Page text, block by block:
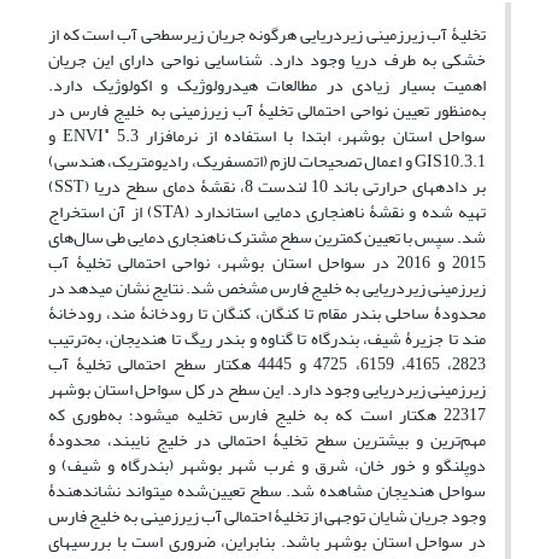
تخلیۀ آب زیرزمینی زیردریایی هرگونه جریان زیرسطحی آب است که از
خشکی به طرف دریا وجود دارد. شناسایی نواحی دارای این جریان
اهمیت بسیار زیادی در مطالعات هیدرولوژیک و اکولوژیک دارد.
به‌منظور تعیین نواحی احتمالی تخلیۀ آب زیرزمینی به خلیج فارس در
سواحل استان بوشهر، ابتدا با استفاده از نرم‏افزار ENVI ® 5.3 و
GIS10.3.1 و اعمال تصحیحات لازم (اتمسفریک، رادیومتریک، هندسی)
بر داده‏های حرارتی باند 10 لندست 8، نقشۀ دمای سطح دریا (SST)
تهیه شده و نقشۀ ناهنجاری دمایی استاندارد (STA) از آن استخراج
شد. سپس با تعیین کمترین سطح مشترک ناهنجاری دمایی طی سال‌های
2015 و 2016 ‌در سواحل استان بوشهر، نواحی احتمالی تخلیۀ آب
زیرزمینی زیردریایی به خلیج فارس مشخص شد. نتایج نشان می‏دهد در
محدودۀ ساحلی بندر مقام تا کنگان، کنگان تا رودخانۀ مند، رودخانۀ
مند تا جزیرۀ شیف، بندرگاه تا گناوه و بندر ریگ تا هندیجان، به‌ترتیب‌
2823، 4165، 6159، 4725 و 4445 هکتار سطح احتمالی تخلیۀ آب
زیرزمینی زیردریایی وجود دارد. این سطح در کل سواحل استان بوشهر
22317 هکتار است که به خلیج فارس تخلیه می‏شود؛ به‌طوری که
مهم‌ترین و بیشترین سطح تخلیۀ احتمالی در خلیج نایبند، محدودۀ
دوپلنگو و خور خان، شرق و غرب شهر بوشهر (بندرگاه و شیف) و
سواحل هندیجان مشاهده شد. سطح تعیین‌شده می‏تواند نشان‏دهندۀ
وجود جریان شایان توجهی از تخلیۀ احتمالی آب زیرزمینی به خلیج فارس
در سواحل استان بوشهر باشد. بنابراین، ضروری است با بررسی‏های